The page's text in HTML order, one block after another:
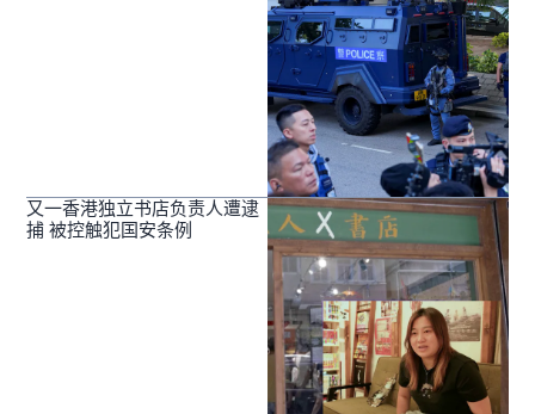
又一香港独立书店负责人遭逮
捕 被控触犯国安条例